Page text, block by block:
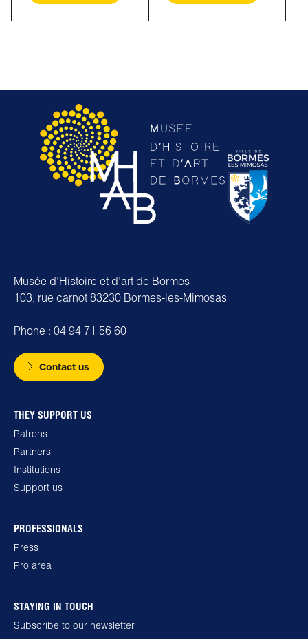
Musée d’Histoire et d’art de Bormes
103, rue carnot 83230 Bormes-les-Mimosas
Phone : 04 94 71 56 60
Contact us
THEY SUPPORT US
Patrons
Partners
Institutions
Support us
PROFESSIONALS
Press
Pro area
STAYING IN TOUCH
Subscribe to our newsletter